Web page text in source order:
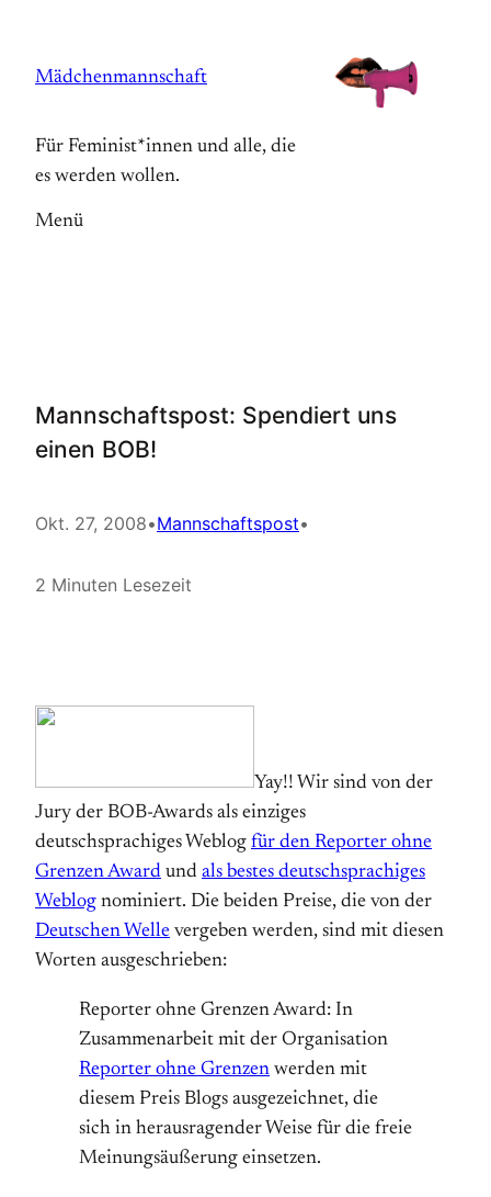
springen
Mädchenmannschaft
Für Feminist*innen und alle, die
es werden wollen.
Menü
Mannschaftspost: Spendiert uns
einen BOB!
Okt. 27, 2008•Mannschaftspost•
2 Minuten Lesezeit
Yay!! Wir sind von der
Jury der BOB-Awards als einziges
deutschsprachiges Weblog für den Reporter ohne
Grenzen Award und als bestes deutschsprachiges
Weblog nominiert. Die beiden Preise, die von der
Deutschen Welle vergeben werden, sind mit diesen
Worten ausgeschrieben:
Reporter ohne Grenzen Award: In
Zusammenarbeit mit der Organisation
Reporter ohne Grenzen werden mit
diesem Preis Blogs ausgezeichnet, die
sich in herausragender Weise für die freie
Meinungsäußerung einsetzen.